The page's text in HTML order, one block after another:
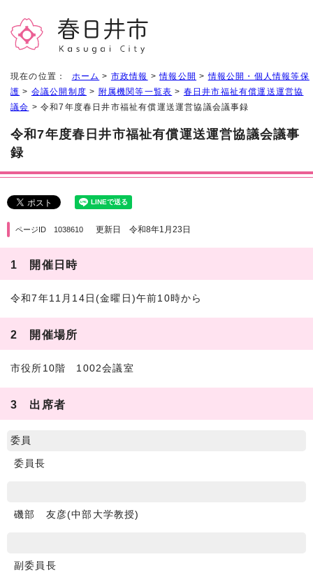
現在の位置： ホーム > 市政情報 >情報公開 >情報公開・個人情報等保
護 > 会議公開制度 > 附属機関等一覧表 > 春日井市福祉有償運送運営協
議会 > 令和7年度春日井市福祉有償運送運営協議会議事録
令和7年度春日井市福祉有償運送運営協議会議事
録
ページID 1038610 更新日 令和8年1月23日
1 開催日時
令和7年11月14日(金曜日)午前10時から
2 開催場所
市役所10階 1002会議室
3 出席者
委員
委員長
磯部 友彦(中部大学教授)
副委員長